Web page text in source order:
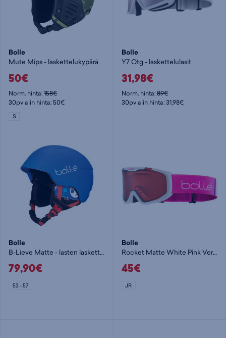
Bolle
Mute Mips - laskettelukypärä
50€
Norm. hinta:158€
30pv alin hinta: 50€
S
Bolle
Y7 Otg - laskettelulasit
31,98€
Norm. hinta:89€
30pv alin hinta: 31,98€
Bolle
B-Lieve Matte - lasten laskettelukypärä
79,90€
53 - 57
Bolle
Rocket Matte White Pink Vermillon - lasten laskettelulasit
45€
JR